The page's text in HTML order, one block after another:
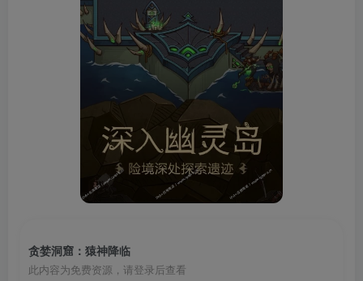
贪婪洞窟：猿神降临
此内容为免费资源，请登录后查看